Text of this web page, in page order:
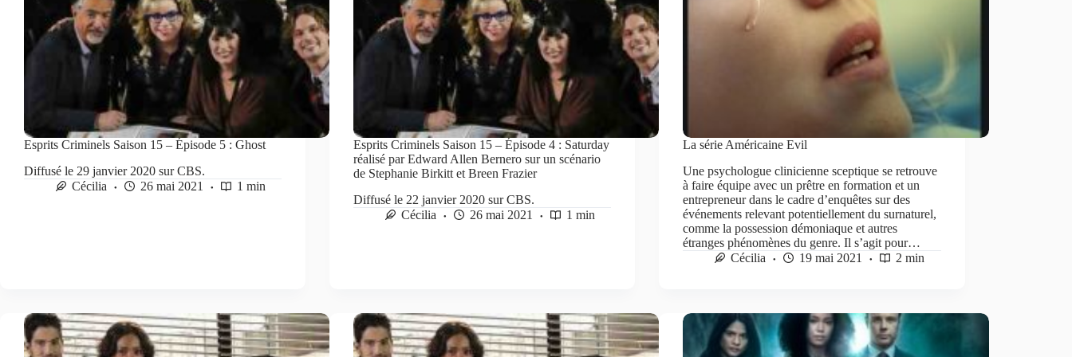
Esprits Criminels Saison 15 – Épisode 5 : Ghost
Diffusé le 29 janvier 2020 sur CBS.
Cécilia
26 mai 2021 1 min
Esprits Criminels Saison 15 – Épisode 4 : Saturday
réalisé par Edward Allen Bernero sur un scénario
de Stephanie Birkitt et Breen Frazier
Diffusé le 22 janvier 2020 sur CBS.
Cécilia
26 mai 2021 1 min
La série Américaine Evil
Une psychologue clinicienne sceptique se retrouve
à faire équipe avec un prêtre en formation et un
entrepreneur dans le cadre d’enquêtes sur des
événements relevant potentiellement du surnaturel,
comme la possession démoniaque et autres
étranges phénomènes du genre. Il s’agit pour…
Cécilia
19 mai 2021 2 min